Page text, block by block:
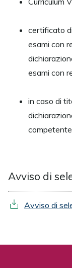
certificato
esami con
esami con
in caso di
Avviso di
Avviso di